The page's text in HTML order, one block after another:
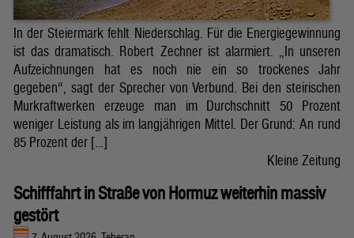
In der Steiermark fehlt Niederschlag. Für die Energiegewinnung
ist das dramatisch. Robert Zechner ist alarmiert. „In unseren
Aufzeichnungen hat es noch nie ein so trockenes Jahr
gegeben“, sagt der Sprecher von Verbund. Bei den steirischen
Murkraftwerken erzeuge man im Durchschnitt 50 Prozent
weniger Leistung als im langjährigen Mittel. Der Grund: An rund
85 Prozent der […]
Kleine Zeitung
Schifffahrt in Straße von Hormuz weiterhin massiv
gestört